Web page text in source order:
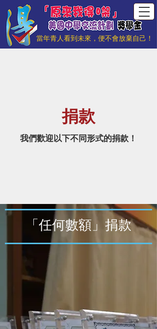
當年青人看到未來，便不會放棄自己！
​捐款
我們歡迎以下不同形式的捐款！
「任何數額」捐款